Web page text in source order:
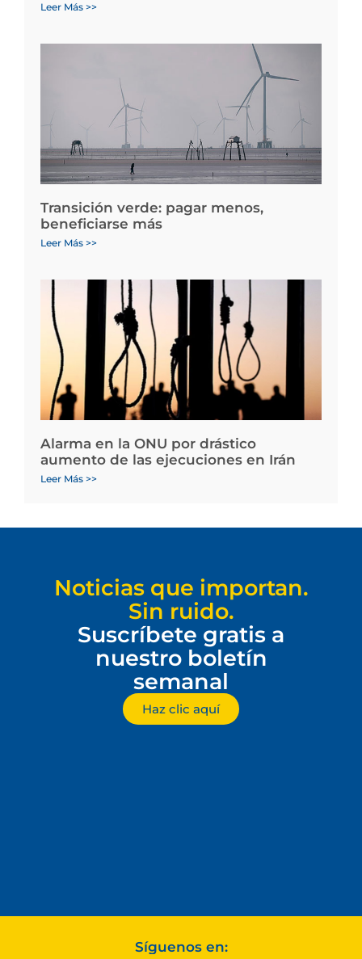
Leer Más >>
Transición verde: pagar menos,
beneficiarse más
Leer Más >>
Alarma en la ONU por drástico
aumento de las ejecuciones en Irán
Leer Más >>
Noticias que importan.
Sin ruido.
Suscríbete gratis a
nuestro boletín
semanal
Haz clic aquí
Síguenos en: